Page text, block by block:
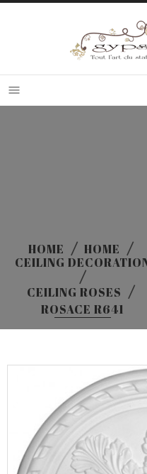

HOME
HOME
CEILING
CEILING ROSES
ROSACE R641